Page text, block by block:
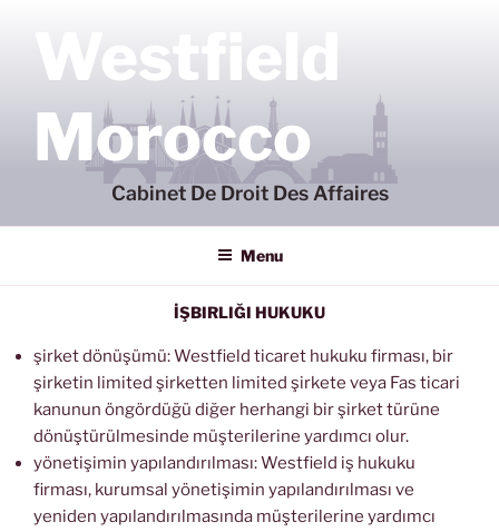
contenuWestfield
Morocco
Cabinet De Droit Des Affaires
Menu
İŞBIRLIĞI HUKUKU
şirket dönüşümü: Westfield ticaret hukuku firması, bir
şirketin limited şirketten limited şirkete veya Fas ticari
kanunun öngördüğü diğer herhangi bir şirket türüne
dönüştürülmesinde müşterilerine yardımcı olur.
yönetişimin yapılandırılması: Westfield iş hukuku
firması, kurumsal yönetişimin yapılandırılması ve
yeniden yapılandırılmasında müşterilerine yardımcı